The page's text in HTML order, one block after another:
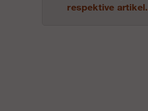
respektive artikel.